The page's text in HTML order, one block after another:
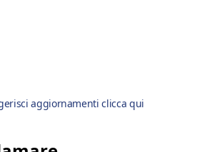
aggiornamenti clicca qui